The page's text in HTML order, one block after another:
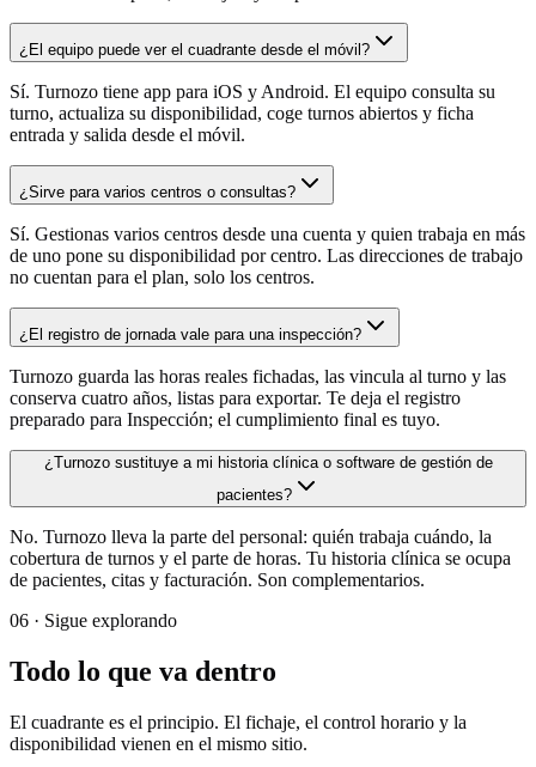
¿El equipo puede ver el cuadrante desde el móvil?
Sí. Turnozo tiene app para iOS y Android. El equipo consulta su
turno, actualiza su disponibilidad, coge turnos abiertos y ficha
entrada y salida desde el móvil.
¿Sirve para varios centros o consultas?
Sí. Gestionas varios centros desde una cuenta y quien trabaja en más
de uno pone su disponibilidad por centro. Las direcciones de trabajo
no cuentan para el plan, solo los centros.
¿El registro de jornada vale para una inspección?
Turnozo guarda las horas reales fichadas, las vincula al turno y las
conserva cuatro años, listas para exportar. Te deja el registro
preparado para Inspección; el cumplimiento final es tuyo.
¿Turnozo sustituye a mi historia clínica o software de gestión de
pacientes?
No. Turnozo lleva la parte del personal: quién trabaja cuándo, la
cobertura de turnos y el parte de horas. Tu historia clínica se ocupa
de pacientes, citas y facturación. Son complementarios.
06 · Sigue explorando
Todo lo que va dentro
El cuadrante es el principio. El fichaje, el control horario y la
disponibilidad vienen en el mismo sitio.